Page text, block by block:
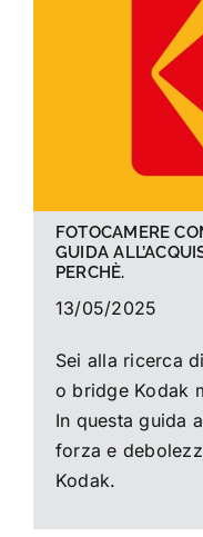
La foto del mese
FOTOCAMERE
GUIDA
PERCHÈ.
13/05/2025
Sei alla ricerca
o bridge Kodak
In questa guida
forza e
Kodak.